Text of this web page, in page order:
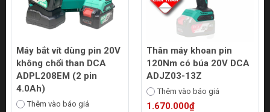
Máy bắt vít dùng pin 20V
không chổi than DCA
ADPL208EM (2 pin
4.0Ah)
Thêm vào báo giá
Thân máy khoan pin
120Nm có búa 20V DCA
ADJZ03-13Z
Thêm vào báo giá
1.670.000₫